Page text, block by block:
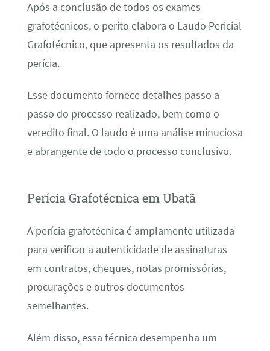
Após a conclusão de todos os exames
grafotécnicos, o perito elabora o Laudo Pericial
Grafotécnico, que apresenta os resultados da
perícia.
Esse documento fornece detalhes passo a
passo do processo realizado, bem como o
veredito final. O laudo é uma análise minuciosa
e abrangente de todo o processo conclusivo.
Perícia Grafotécnica em Ubatã
A perícia grafotécnica é amplamente utilizada
para verificar a autenticidade de assinaturas
em contratos, cheques, notas promissórias,
procurações e outros documentos
semelhantes.
Além disso, essa técnica desempenha um